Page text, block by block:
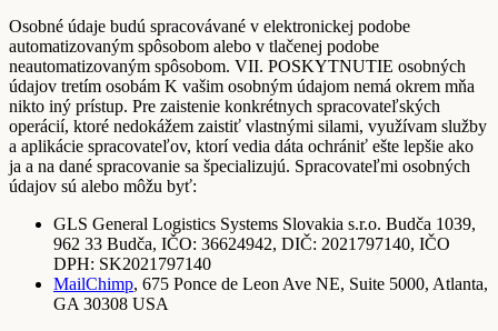
Osobné údaje budú spracovávané v elektronickej podobe
automatizovaným spôsobom alebo v tlačenej podobe
neautomatizovaným spôsobom. VII. POSKYTNUTIE osobných
údajov tretím osobám K vašim osobným údajom nemá okrem mňa
nikto iný prístup. Pre zaistenie konkrétnych spracovateľských
operácií, ktoré nedokážem zaistiť vlastnými silami, využívam služby
a aplikácie spracovateľov, ktorí vedia dáta ochrániť ešte lepšie ako
ja a na dané spracovanie sa špecializujú. Spracovateľmi osobných
údajov sú alebo môžu byť:
GLS General Logistics Systems Slovakia s.r.o. Budča 1039,
962 33 Budča, IČO: 36624942, DIČ: 2021797140, IČO
DPH: SK2021797140
MailChimp, 675 Ponce de Leon Ave NE, Suite 5000, Atlanta,
GA 30308 USA